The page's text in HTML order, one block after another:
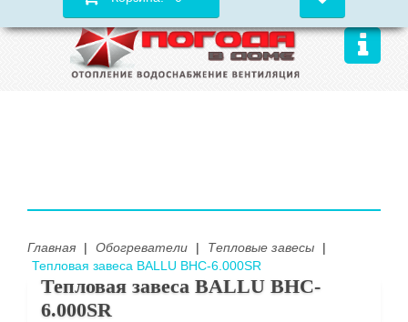
Главная | Обогреватели | Тепловые завесы
|
Тепловая завеса BALLU BHC-6.000SR
Тепловая завеса BALLU BHC-
6.000SR